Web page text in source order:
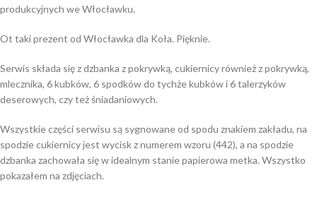
produkcyjnych we Włocławku.
Ot taki prezent od Włocławka dla Koła. Pięknie.
Serwis składa się z dzbanka z pokrywką, cukiernicy również z pokrywką,
mlecznika, 6 kubków, 6 spodków do tychże kubków i 6 talerzyków
deserowych, czy też śniadaniowych.
Wszystkie części serwisu są sygnowane od spodu znakiem zakładu, na
spodzie cukiernicy jest wycisk z numerem wzoru (442), a na spodzie
dzbanka zachowała się w idealnym stanie papierowa metka. Wszystko
pokazałem na zdjęciach.